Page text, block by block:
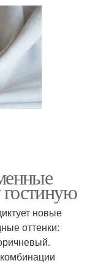
новые
оттенки: